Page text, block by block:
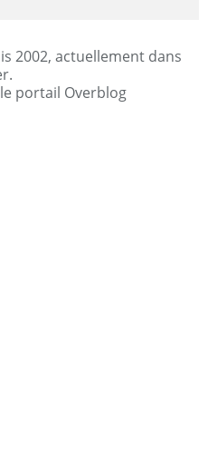
2002, actuellement dans
portail Overblog